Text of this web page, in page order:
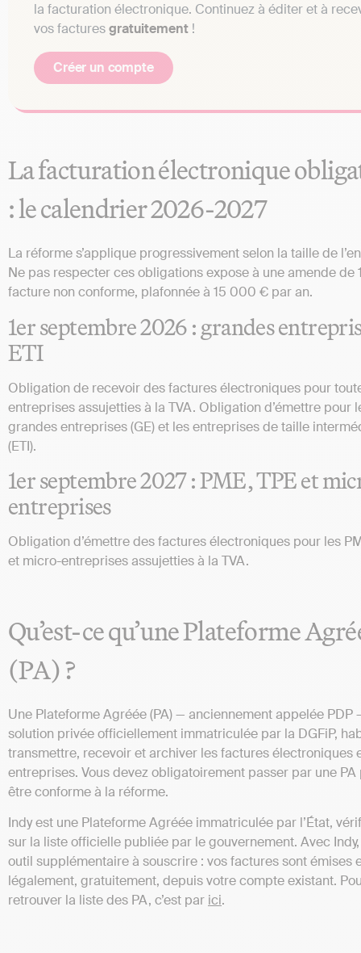
la facturation électronique. Continuez à éditer et à
vos facturesgratuitement !
Créer un compte
La facturation électronique
: le calendrier 2026-2027
La réforme s’applique progressivement selon la taille de
Ne pas respecter ces obligations expose à une amende de
facture non conforme, plafonnée à 15 000 € par an.
1er septembre 2026 : grandes
ETI
Obligation de recevoir des factures électroniques pour
entreprises assujetties à la TVA. Obligation d’émettre pour
grandes entreprises (GE) et les entreprises de taille
(ETI).
1er septembre 2027 : PME, TPE et
entreprises
Obligation d’émettre des factures électroniques pour les
et micro-entreprises assujetties à la TVA.
Qu’est-ce qu’une Plateforme
(PA) ?
Une Plateforme Agréée (PA) — anciennement appelée PDP
solution privée officiellement immatriculée par la DGFiP,
transmettre, recevoir et archiver les factures électroniques
entreprises. Vous devez obligatoirement passer par une PA
être conforme à la réforme.
Indy est une Plateforme Agréée immatriculée par l’État,
sur la liste officielle publiée par le gouvernement. Avec
outil supplémentaire à souscrire : vos factures sont émises
légalement, gratuitement, depuis votre compte existant.
retrouver la liste des PA, c’est par ici.